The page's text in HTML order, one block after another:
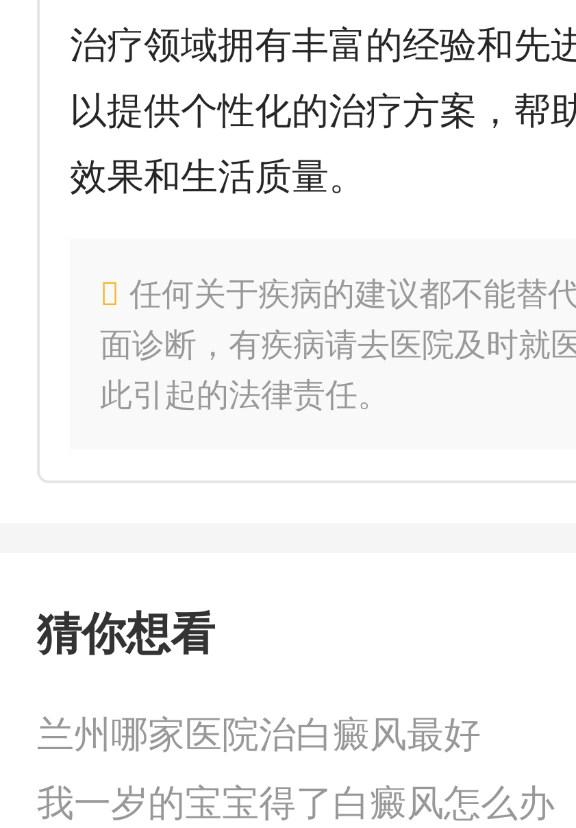
治疗领域拥有丰富的经验和先
以提供个性化的治疗方案，帮
效果和生活质量。
任何关于疾病的建议都不能替
面诊断，有疾病请去医院及时就
此引起的法律责任。
猜你想看
兰州哪家医院治白癜风最好
我一岁的宝宝得了白癜风怎么办